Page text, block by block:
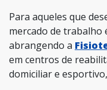
Para aqueles que
mercado de trabalho
abrangendo a
em centros de
domiciliar e